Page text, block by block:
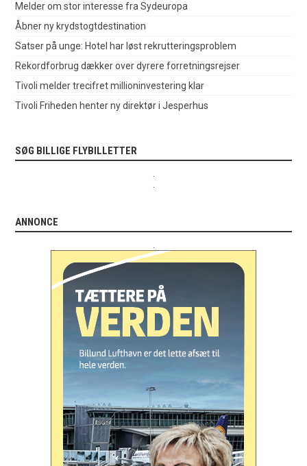
Melder om stor interesse fra Sydeuropa
Åbner ny krydstogtdestination
Satser på unge: Hotel har løst rekrutteringsproblem
Rekordforbrug dækker over dyrere forretningsrejser
Tivoli melder trecifret millioninvestering klar
Tivoli Friheden henter ny direktør i Jesperhus
SØG BILLIGE FLYBILLETTER
.
.
ANNONCE
.